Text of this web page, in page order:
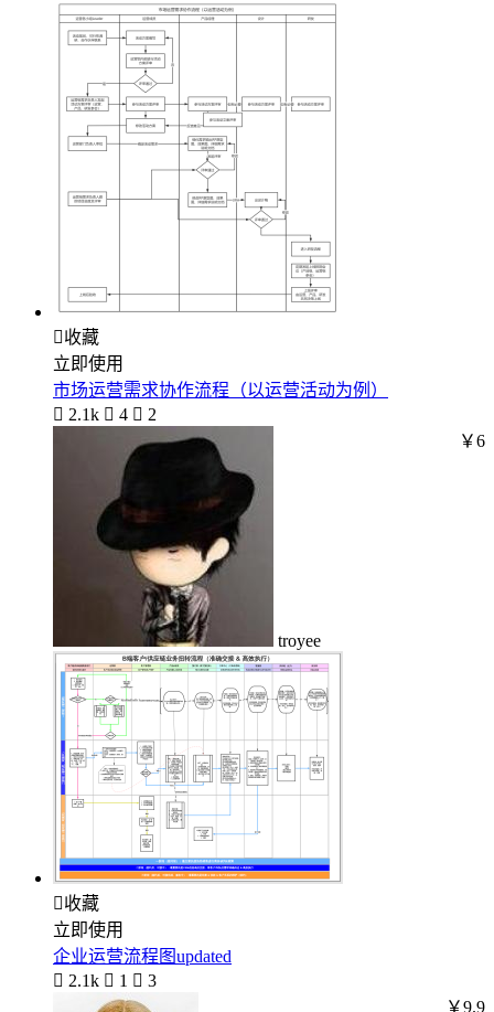
收藏
立即使用
市场运营需求协作流程（以运营活动为例）
 2.1k  4  2
troyee
￥6
收藏
立即使用
企业运营流程图updated
 2.1k  1  3
￥9.9